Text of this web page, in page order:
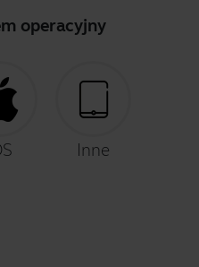
operacyjny
Inne